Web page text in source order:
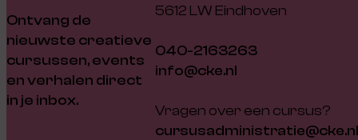
Ontvang de
nieuwste creatieve
cursussen, events
en verhalen direct
in je inbox.
5612 LW Eindhoven
040-2163263
info@cke.nl
Vragen over een cursus?
cursusadministratie@cke.nl